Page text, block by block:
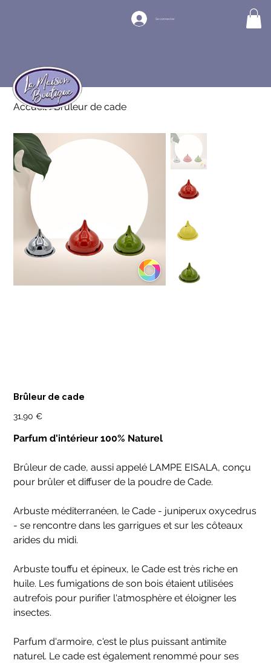
Se connecter
Accueil >Brûleur de cade
Brûleur de cade
31,90 €
Parfum d'intérieur 100% Naturel
Brûleur de cade, aussi appelé LAMPE EISALA, conçu
pour brûler et diffuser de la poudre de Cade.
Arbuste méditerranéen, le Cade - juniperux oxycedrus
- se rencontre dans les garrigues et sur les côteaux
arides du midi.
Arbuste touffu et épineux, le Cade est très riche en
huile. Les fumigations de son bois étaient utilisées
autrefois pour purifier l'atmosphère et éloigner les
insectes.
Parfum d'armoire, c'est le plus puissant antimite
naturel. Le cade est également renommé pour ses